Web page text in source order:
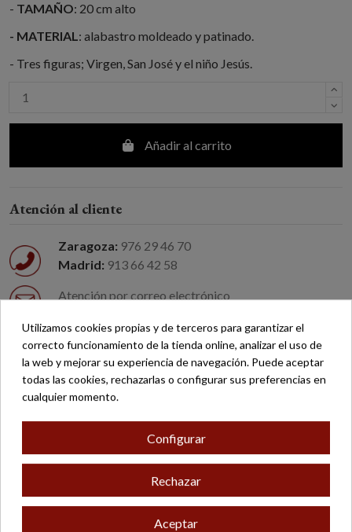
- TAMAÑO: 20 cm alto
- MATERIAL: alabastro moldeado y patinado.
- Tres figuras; Virgen, San José y el niño Jesús.
Añadir al carrito
Atención al cliente
Zaragoza: 976 29 46 70
Madrid: 913 66 42 58
Atención por correo electrónico
Devolución fácil
Envío gratuito a partir de 200 €*
Pago seguro
* Excepto productos con peso o dimensiones especiales.
Utilizamos cookies propias y de terceros para garantizar el
correcto funcionamiento de la tienda online, analizar el uso de
la web y mejorar su experiencia de navegación. Puede aceptar
todas las cookies, rechazarlas o configurar sus preferencias en
cualquier momento.
Configurar
Rechazar
Aceptar